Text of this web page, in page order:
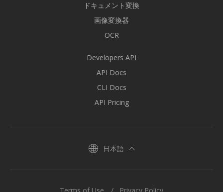
ドキュメント変換
画像変換器
OCR
Developers API
API Docs
CLI Docs
API Pricing
日本語